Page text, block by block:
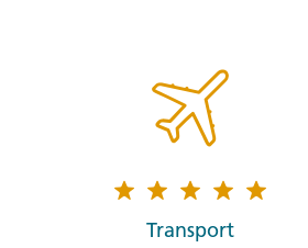
bei Einheimischen und
des Tages feststellen
berühmten Bildhauers
über den Ozean bietet
die auch in Parks oder
Transport